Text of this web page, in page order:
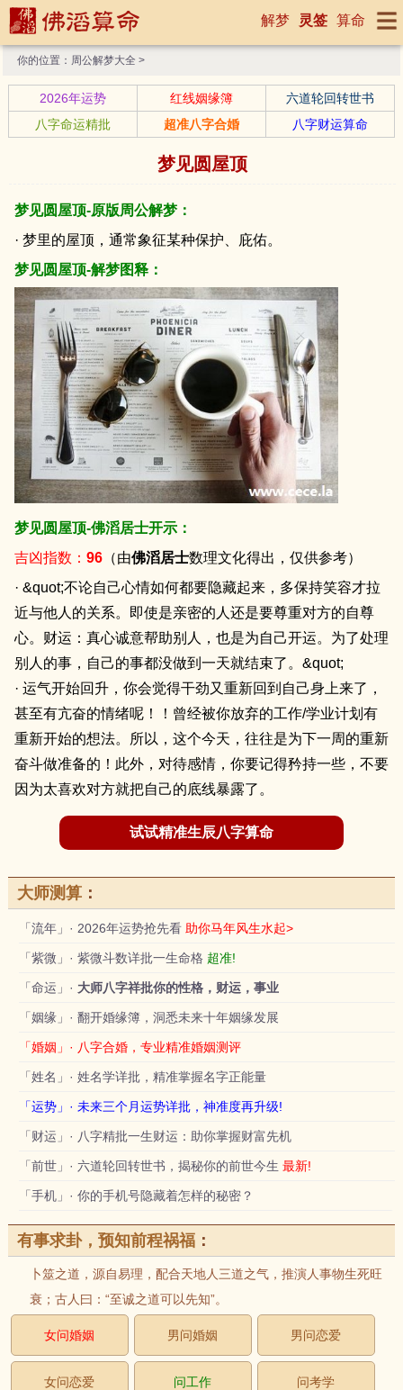
解梦 灵签 算命
你的位置： 周公解梦大全 >
2026年运势 红线姻缘簿
六道轮回转世书
八字命运精批
超准八字合婚 八字财运算命
梦见圆屋顶
梦见圆屋顶-原版周公解梦：
· 梦里的屋顶，通常象征某种保护、庇佑。
梦见圆屋顶-解梦图释：
梦见圆屋顶-佛滔居士开示：
吉凶指数： 96 （由佛滔居士数理文化得出，仅供参考）
· &quot;不论自己心情如何都要隐藏起来，多保持笑容才拉
近与他人的关系。即使是亲密的人还是要尊重对方的自尊
心。财运：真心诚意帮助别人，也是为自己开运。为了处理
别人的事，自己的事都没做到一天就结束了。&quot;
· 运气开始回升，你会觉得干劲又重新回到自己身上来了，
甚至有亢奋的情绪呢！！曾经被你放弃的工作/学业计划有
重新开始的想法。所以，这个今天，往往是为下一周的重新
奋斗做准备的！此外，对待感情，你要记得矜持一些，不要
因为太喜欢对方就把自己的底线暴露了。
试试精准生辰八字算命
大师测算：
「流年」· 2026年运势抢先看 助你马年风生水起>
「紫微」· 紫微斗数详批一生命格 超准!
「命运」· 大师八字祥批你的性格，财运，事业
「姻缘」· 翻开婚缘簿，洞悉未来十年姻缘发展
「婚姻」· 八字合婚，专业精准婚姻测评
「姓名」· 姓名学详批，精准掌握名字正能量
「运势」· 未来三个月运势详批，神准度再升级!
「财运」· 八字精批一生财运：助你掌握财富先机
「前世」· 六道轮回转世书，揭秘你的前世今生 最新!
「手机」· 你的手机号隐藏着怎样的秘密？
有事求卦，预知前程祸福：
卜筮之道，源自易理，配合天地人三道之气，推演人事物生死旺
衰；古人曰：“至诚之道可以先知”。
女问婚姻 男问婚姻 男问恋爱
女问恋爱 问工作 问考学